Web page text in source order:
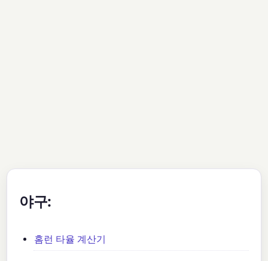
야구:
홈런 타율 계산기